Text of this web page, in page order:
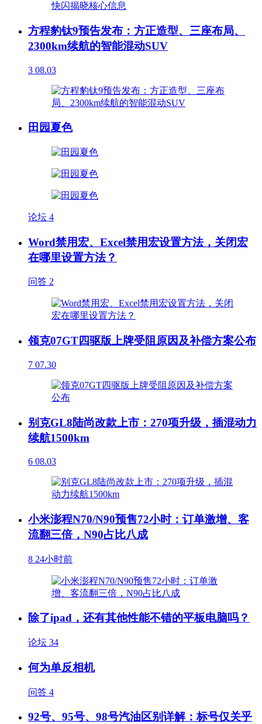
方程豹钛9预告发布：方正造型、三座布局、
2300km续航的智能混动SUV
3 08.03
田园夏色
论坛 4
Word禁用宏、Excel禁用宏设置方法，关闭宏
在哪里设置方法？
问答 2
领克07GT四驱版上牌受阻原因及补偿方案公布
7 07.30
别克GL8陆尚改款上市：270项升级，插混动力
续航1500km
6 08.03
小米澎程N70/N90预售72小时：订单激增、客
流翻三倍，N90占比八成
8 24小时前
除了ipad，还有其他性能不错的平板电脑吗？
论坛 34
何为单反相机
问答 4
92号、95号、98号汽油区别详解：标号仅关乎